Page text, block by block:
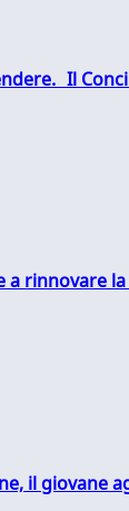
Il
rinnovare
il giovane